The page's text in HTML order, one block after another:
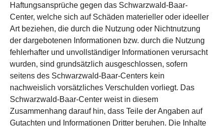
Haftungsansprüche gegen das Schwarzwald-Baar-
Center, welche sich auf Schäden materieller oder ideeller
Art beziehen, die durch die Nutzung oder Nichtnutzung
der dargebotenen Informationen bzw. durch die Nutzung
fehlerhafter und unvollständiger Informationen verursacht
wurden, sind grundsätzlich ausgeschlossen, sofern
seitens des Schwarzwald-Baar-Centers kein
nachweislich vorsätzliches Verschulden vorliegt. Das
Schwarzwald-Baar-Center weist in diesem
Zusammenhang darauf hin, dass Teile der Angaben auf
Gutachten und Informationen Dritter beruhen. Die Inhalte